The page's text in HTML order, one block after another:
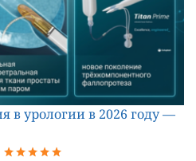
в урологии в 2026 году —